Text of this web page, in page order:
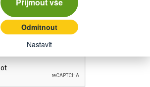
Odmítnout
Nastavit
zpracováním osobních údajů